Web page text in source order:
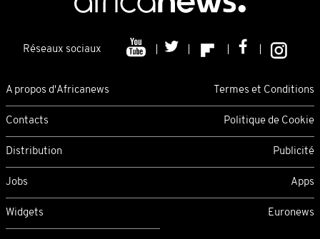
Réseaux sociaux
A propos d'Africanews Termes et Conditions
Contacts Politique de Cookie
Distribution Publicité
Jobs Apps
Widgets Euronews